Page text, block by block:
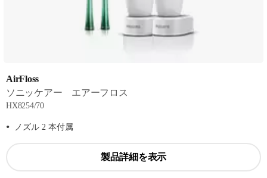
AirFloss
ソニッケアー エアーフロス
HX8254/70
ノズル 2 本付属
製品詳細を表示